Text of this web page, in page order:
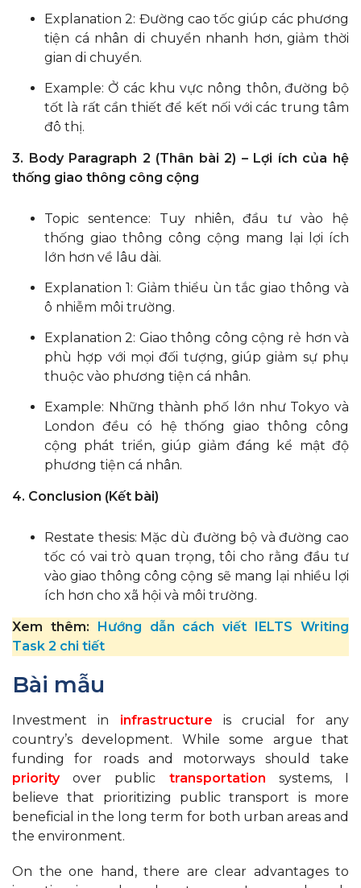
Explanation 2: Đường cao tốc giúp các phương
tiện cá nhân di chuyển nhanh hơn, giảm thời
gian di chuyển.
Example: Ở các khu vực nông thôn, đường bộ
tốt là rất cần thiết để kết nối với các trung tâm
đô thị.
3. Body Paragraph 2 (Thân bài 2) – Lợi ích của hệ
thống giao thông công cộng
Topic sentence: Tuy nhiên, đầu tư vào hệ
thống giao thông công cộng mang lại lợi ích
lớn hơn về lâu dài.
Explanation 1: Giảm thiểu ùn tắc giao thông và
ô nhiễm môi trường.
Explanation 2: Giao thông công cộng rẻ hơn và
phù hợp với mọi đối tượng, giúp giảm sự phụ
thuộc vào phương tiện cá nhân.
Example: Những thành phố lớn như Tokyo và
London đều có hệ thống giao thông công
cộng phát triển, giúp giảm đáng kể mật độ
phương tiện cá nhân.
4. Conclusion (Kết bài)
Restate thesis: Mặc dù đường bộ và đường cao
tốc có vai trò quan trọng, tôi cho rằng đầu tư
vào giao thông công cộng sẽ mang lại nhiều lợi
ích hơn cho xã hội và môi trường.
Xem thêm:
Hướng dẫn cách viết IELTS Writing
Task 2 chi tiết
Bài mẫu
Investment in infrastructure is crucial for any
country’s development. While some argue that
funding for roads and motorways should take
priorityover public transportation systems, I
believe that prioritizing public transport is more
beneficial in the long term for both urban areas and
the environment.
On the one hand, there are clear advantages to